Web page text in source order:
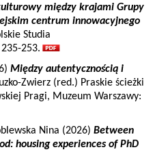
między krajami Grupy
centrum innowacyjnego
Studia
253.
Między autentycznością i
Zwierz (red.) Praskie ścieżki
Pragi, Muzeum Warszawy:
Nina (2026) Between
housing experiences of PhD